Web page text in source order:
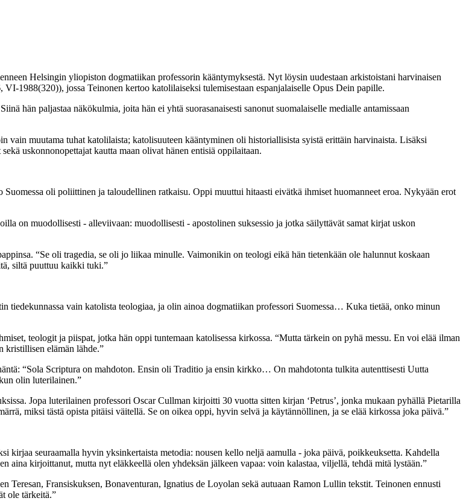
Helsingin yliopiston dogmatiikan professorin kääntymyksestä. Nyt löysin uudestaan arkistoistani harvinaisen
1988(320)), jossa Teinonen kertoo katolilaiseksi tulemisestaan espanjalaiselle Opus Dein papille.
hän paljastaa näkökulmia, joita hän ei yhtä suorasanaisesti sanonut suomalaiselle medialle antamissaan
muutama tuhat katolilaista; katolisuuteen kääntyminen oli historiallisista syistä erittäin harvinaista. Lisäksi
uskonnonopettajat kautta maan olivat hänen entisiä oppilaitaan.
oli poliittinen ja taloudellinen ratkaisu. Oppi muuttui hitaasti eivätkä ihmiset huomanneet eroa. Nykyään erot
on muodollisesti - alleviivaan: muodollisesti - apostolinen suksessio ja jotka säilyttävät samat kirjat uskon
“Se oli tragedia, se oli jo liikaa minulle. Vaimonikin on teologi eikä hän tietenkään ole halunnut koskaan
siltä puuttuu kaikki tuki.”
vain katolista teologiaa, ja olin ainoa dogmatiikan professori Suomessa… Kuka tietää, onko minun
teologit ja piispat, jotka hän oppi tuntemaan katolisessa kirkossa. “Mutta tärkein on pyhä messu. En voi elää ilman
kristillisen elämän lähde.”
“Sola Scriptura on mahdoton. Ensin oli Traditio ja ensin kirkko… On mahdotonta tulkita autenttisesti Uutta
olin luterilainen.”
Jopa luterilainen professori Oscar Cullman kirjoitti 30 vuotta sitten kirjan ‘Petrus’, jonka mukaan pyhällä Pietarilla
miksi tästä opista pitäisi väitellä. Se on oikea oppi, hyvin selvä ja käytännöllinen, ja se elää kirkossa joka päivä.”
kirjaa seuraamalla hyvin yksinkertaista metodia: nousen kello neljä aamulla - joka päivä, poikkeuksetta. Kahdella
kirjoittanut, mutta nyt eläkkeellä olen yhdeksän jälkeen vapaa: voin kalastaa, viljellä, tehdä mitä lystään.”
Teresan, Fransiskuksen, Bonaventuran, Ignatius de Loyolan sekä autuaan Ramon Lullin tekstit. Teinonen ennusti
ole tärkeitä.”